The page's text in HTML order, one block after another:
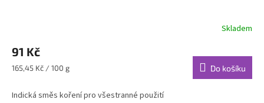
Skladem
91 Kč
Měrná
165,45 Kč / 100 g Do košíku
Indická směs koření pro všestranné použití